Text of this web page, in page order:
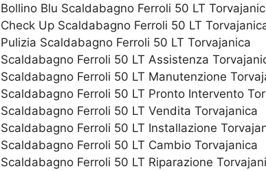
Bollino Blu Scaldabagno Ferroli 50 LT
Check Up Scaldabagno Ferroli 50 LT
Pulizia Scaldabagno Ferroli 50 LT Torvajanica
Scaldabagno Ferroli 50 LT Assistenza
Scaldabagno Ferroli 50 LT Manutenzione
Scaldabagno Ferroli 50 LT Pronto Intervento
Scaldabagno Ferroli 50 LT Vendita Torvajanica
Scaldabagno Ferroli 50 LT Installazione
Scaldabagno Ferroli 50 LT Cambio Torvajanica
Scaldabagno Ferroli 50 LT Riparazione